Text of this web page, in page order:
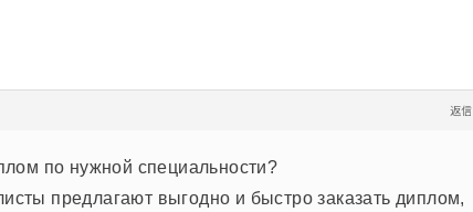
返信
по нужной специальности?
предлагают выгодно и быстро заказать диплом,